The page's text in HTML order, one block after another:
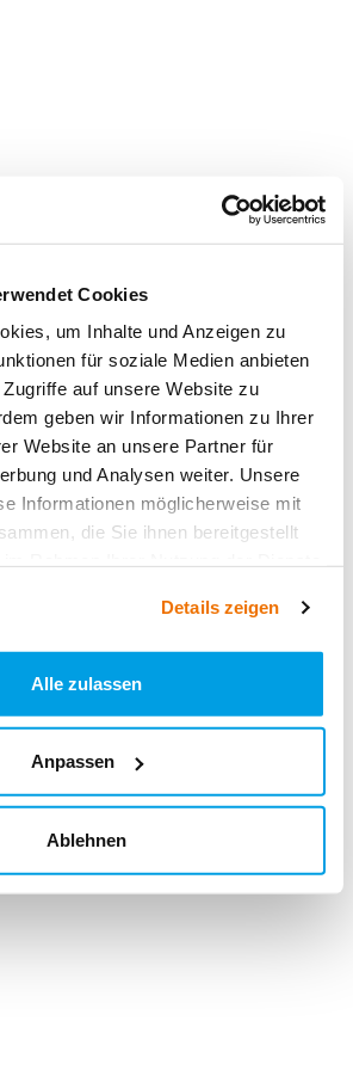
Cookies
um Inhalte und Anzeigen zu
für soziale Medien anbieten
auf unsere Website zu
geben wir Informationen zu Ihrer
Website an unsere Partner für
und Analysen weiter. Unsere
Informationen möglicherweise mit
die Sie ihnen bereitgestellt
Details zeigen
Alle zulassen
Anpassen
Ablehnen